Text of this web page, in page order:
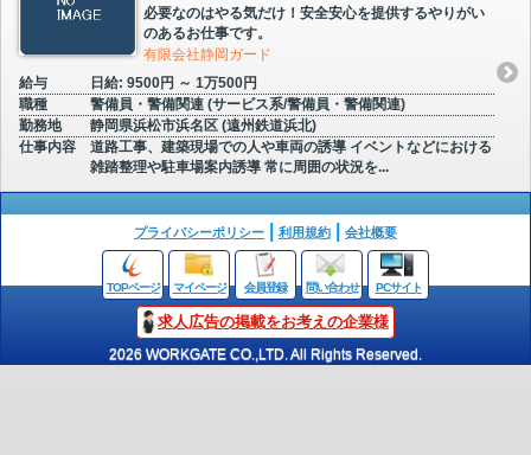
必要なのはやる気だけ！安全安心を提供するやりがい
のあるお仕事です。
有限会社静岡ガード
給与
日給: 9500円 ～ 1万500円
職種
警備員・警備関連 (サービス系/警備員・警備関連)
勤務地
静岡県浜松市浜名区 (遠州鉄道浜北)
仕事内容
道路工事、建築現場での人や車両の誘導 イベントなどにおける
雑踏整理や駐車場案内誘導 常に周囲の状況を...
プライバシーポリシー 利用規約 会社概要
TOPページ マイページ 会員登録 問い合わせ PCサイト
求人広告の掲載をお考えの企業様
2026 WORKGATE CO.,LTD. All Rights Reserved.